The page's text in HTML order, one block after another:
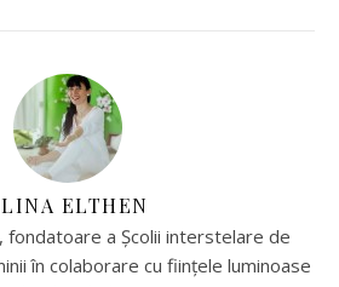
ELTHEN
a Școlii interstelare de
în colaborare cu ființele luminoase